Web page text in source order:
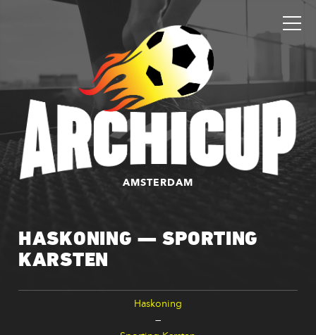
AMSTERDAM
HASKONING — SPORTING
KARSTEN
Haskoning
—